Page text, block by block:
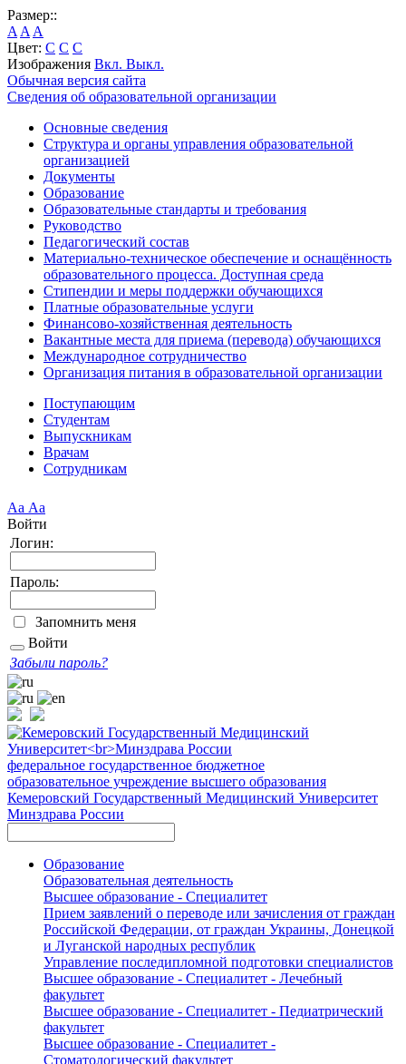
Размер::
A A A
Цвет: C C C
Изображения Вкл. Выкл.
Обычная версия сайта
Сведения об образовательной организации
Основные сведения
Структура и органы управления образовательной
организацией
Документы
Образование
Образовательные стандарты и требования
Руководство
Педагогический состав
Материально-техническое обеспечение и оснащённость
образовательного процесса. Доступная среда
Стипендии и меры поддержки обучающихся
Платные образовательные услуги
Финансово-хозяйственная деятельность
Вакантные места для приема (перевода) обучающихся
Международное сотрудничество
Организация питания в образовательной организации
Поступающим
Студентам
Выпускникам
Врачам
Сотрудникам
Аа Аа
Войти
Логин:
Пароль:
Запомнить меня
Войти
Забыли пароль?
федеральное государственное бюджетное
образовательное учреждение высшего образования
Кемеровский Государственный Медицинский Университет
Минздрава России
Образование
Образовательная деятельность
Высшее образование - Специалитет
Прием заявлений о переводе или зачисления от граждан
Российской Федерации, от граждан Украины, Донецкой
и Луганской народных республик
Управление последипломной подготовки специалистов
Высшее образование - Специалитет - Лечебный
факультет
Высшее образование - Специалитет - Педиатрический
факультет
Высшее образование - Специалитет -
Стоматологический факультет